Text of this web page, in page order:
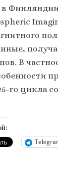
в
В
го цикла